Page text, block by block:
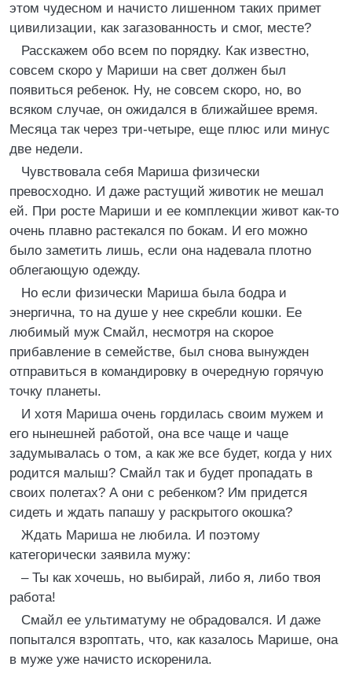
этом чудесном и начисто лишенном таких примет
цивилизации, как загазованность и смог, месте?
Расскажем обо всем по порядку. Как известно,
совсем скоро у Мариши на свет должен был
появиться ребенок. Ну, не совсем скоро, но, во
всяком случае, он ожидался в ближайшее время.
Месяца так через три-четыре, еще плюс или минус
две недели.
Чувствовала себя Мариша физически
превосходно. И даже растущий животик не мешал
ей. При росте Мариши и ее комплекции живот как-то
очень плавно растекался по бокам. И его можно
было заметить лишь, если она надевала плотно
облегающую одежду.
Но если физически Мариша была бодра и
энергична, то на душе у нее скребли кошки. Ее
любимый муж Смайл, несмотря на скорое
прибавление в семействе, был снова вынужден
отправиться в командировку в очередную горячую
точку планеты.
И хотя Мариша очень гордилась своим мужем и
его нынешней работой, она все чаще и чаще
задумывалась о том, а как же все будет, когда у них
родится малыш? Смайл так и будет пропадать в
своих полетах? А они с ребенком? Им придется
сидеть и ждать папашу у раскрытого окошка?
Ждать Мариша не любила. И поэтому
категорически заявила мужу:
– Ты как хочешь, но выбирай, либо я, либо твоя
работа!
Смайл ее ультиматуму не обрадовался. И даже
попытался взроптать, что, как казалось Марише, она
в муже уже начисто искоренила.